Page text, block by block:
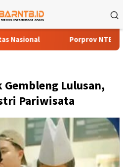
Porprov NTB 2026 Jadi Ajang
Lulusan,
Pariwisata